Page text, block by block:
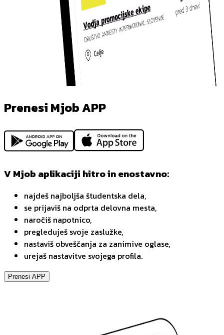
Prenesi Mjob APP
V Mjob aplikaciji hitro in enostavno:
najdeš najboljša študentska dela,
se prijaviš na odprta delovna mesta,
naročiš napotnico,
pregleduješ svoje zaslužke,
nastaviš obveščanja za zanimive oglase,
urejaš nastavitve svojega profila.
Prenesi APP